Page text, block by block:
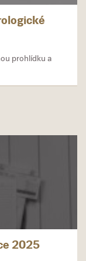
prohlídku a
2025